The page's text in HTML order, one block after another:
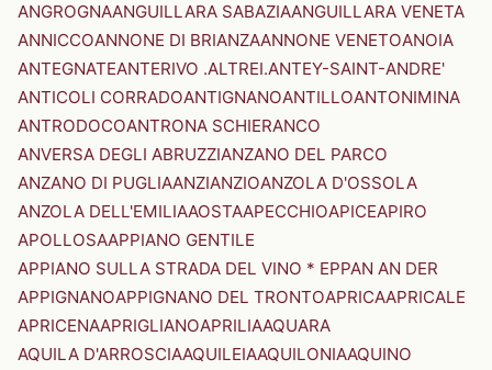
ANGROGNAANGUILLARA SABAZIAANGUILLARA VENETA
ANNICCOANNONE DI BRIANZAANNONE VENETOANOIA
ANTEGNATEANTERIVO .ALTREI.ANTEY-SAINT-ANDRE'
ANTICOLI CORRADOANTIGNANOANTILLOANTONIMINA
ANTRODOCOANTRONA SCHIERANCO
ANVERSA DEGLI ABRUZZIANZANO DEL PARCO
ANZANO DI PUGLIAANZIANZIOANZOLA D'OSSOLA
ANZOLA DELL'EMILIAAOSTAAPECCHIOAPICEAPIRO
APOLLOSAAPPIANO GENTILE
APPIANO SULLA STRADA DEL VINO * EPPAN AN DER
APPIGNANOAPPIGNANO DEL TRONTOAPRICAAPRICALE
APRICENAAPRIGLIANOAPRILIAAQUARA
AQUILA D'ARROSCIAAQUILEIAAQUILONIAAQUINO